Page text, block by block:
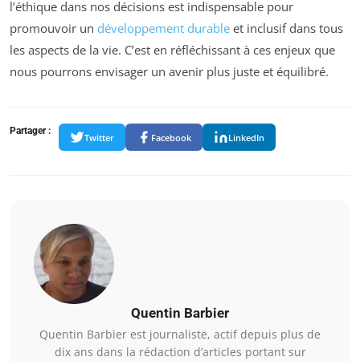
l’éthique dans nos décisions est indispensable pour
promouvoir un développement durable et inclusif dans tous
les aspects de la vie. C’est en réfléchissant à ces enjeux que
nous pourrons envisager un avenir plus juste et équilibré.
Partager :
Twitter Facebook LinkedIn
Quentin Barbier
Quentin Barbier est journaliste, actif depuis plus de
dix ans dans la rédaction d’articles portant sur